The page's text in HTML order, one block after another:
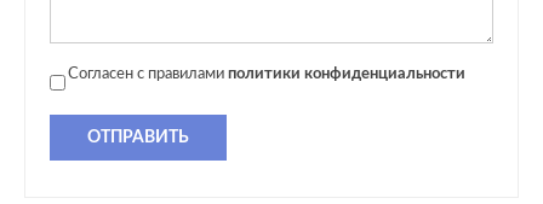
Согласен с правилами политики конфиденциальности
ОТПРАВИТЬ